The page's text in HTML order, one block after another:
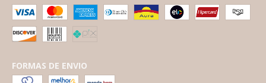
FORMAS DE ENVIO